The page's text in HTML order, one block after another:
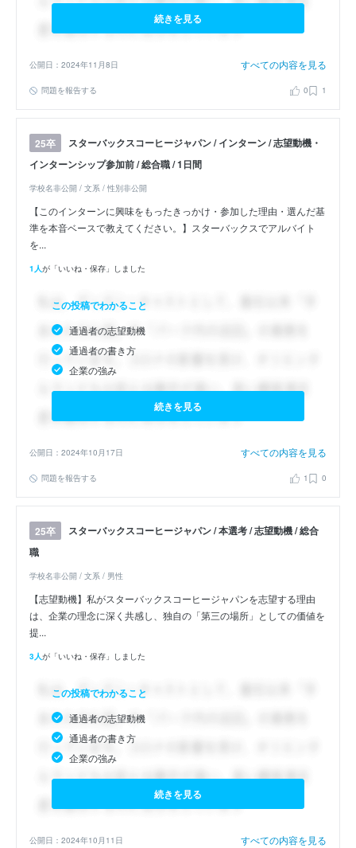
続きを見る
公開日：2024年11月8日 すべての内容を見る
問題を報告する 0 1
25卒
スターバックスコーヒージャパン / インターン / 志望動機・
インターンシップ参加前 / 総合職 / 1日間
学校名非公開 / 文系 / 性別非公開
【このインターンに興味をもったきっかけ・参加した理由・選んだ基
準を本音ベースで教えてください。】スターバックスでアルバイト
を...
1人が「いいね・保存」しました
この投稿でわかること
通過者の志望動機
通過者の書き方
企業の強み
続きを見る
公開日：2024年10月17日 すべての内容を見る
問題を報告する 1 0
25卒
スターバックスコーヒージャパン / 本選考 / 志望動機 / 総合
職
学校名非公開 / 文系 / 男性
【志望動機】私がスターバックスコーヒージャパンを志望する理由
は、企業の理念に深く共感し、独自の「第三の場所」としての価値を
提...
3人が「いいね・保存」しました
この投稿でわかること
通過者の志望動機
通過者の書き方
企業の強み
続きを見る
公開日：2024年10月11日 すべての内容を見る